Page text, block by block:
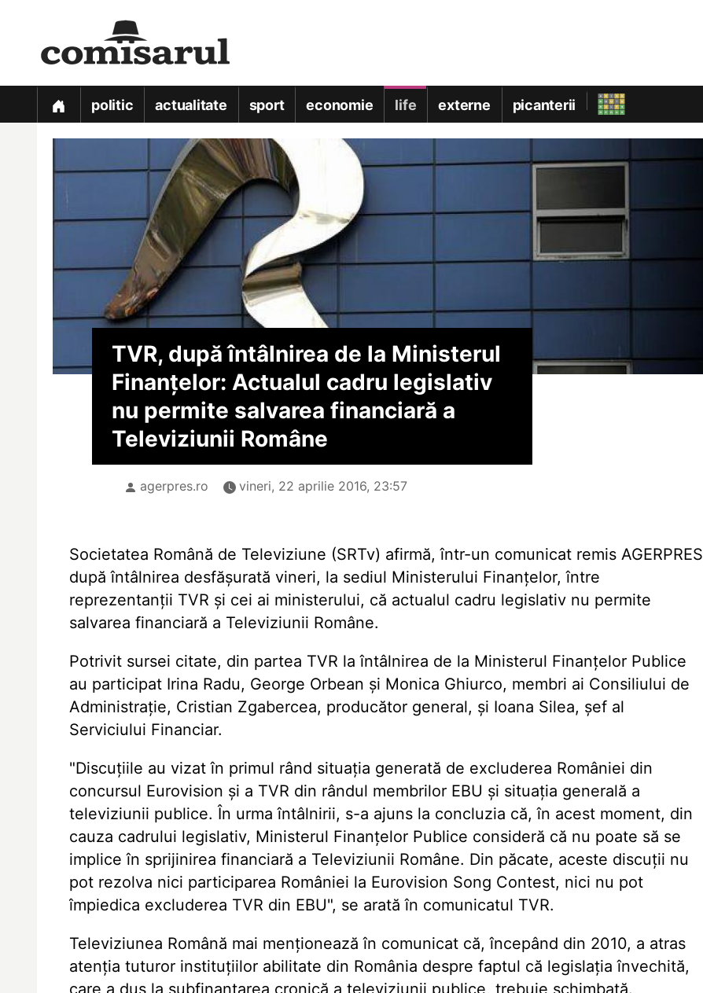
politic actualitate sport economie life externe picanterii
TVR, după întâlnirea de la Ministerul
Finanțelor: Actualul cadru legislativ
nu permite salvarea financiară a
Televiziunii Române
agerpres.ro vineri, 22 aprilie 2016, 23:57
Societatea Română de Televiziune (SRTv) afirmă, într-un comunicat remis AGERPRES
după întâlnirea desfășurată vineri, la sediul Ministerului Finanțelor, între
reprezentanții TVR și cei ai ministerului, că actualul cadru legislativ nu permite
salvarea financiară a Televiziunii Române.
Potrivit sursei citate, din partea TVR la întâlnirea de la Ministerul Finanțelor Publice
au participat Irina Radu, George Orbean și Monica Ghiurco, membri ai Consiliului de
Administrație, Cristian Zgabercea, producător general, și Ioana Silea, șef al
Serviciului Financiar.
"Discuțiile au vizat în primul rând situația generată de excluderea României din
concursul Eurovision și a TVR din rândul membrilor EBU și situația generală a
televiziunii publice. În urma întâlnirii, s-a ajuns la concluzia că, în acest moment, din
cauza cadrului legislativ, Ministerul Finanțelor Publice consideră că nu poate să se
implice în sprijinirea financiară a Televiziunii Române. Din păcate, aceste discuții nu
pot rezolva nici participarea României la Eurovision Song Contest, nici nu pot
împiedica excluderea TVR din EBU", se arată în comunicatul TVR.
Televiziunea Română mai menționează în comunicat că, începând din 2010, a atras
atenția tuturor instituțiilor abilitate din România despre faptul că legislația învechită,
care a dus la subfinanțarea cronică a televiziunii publice, trebuie schimbată.